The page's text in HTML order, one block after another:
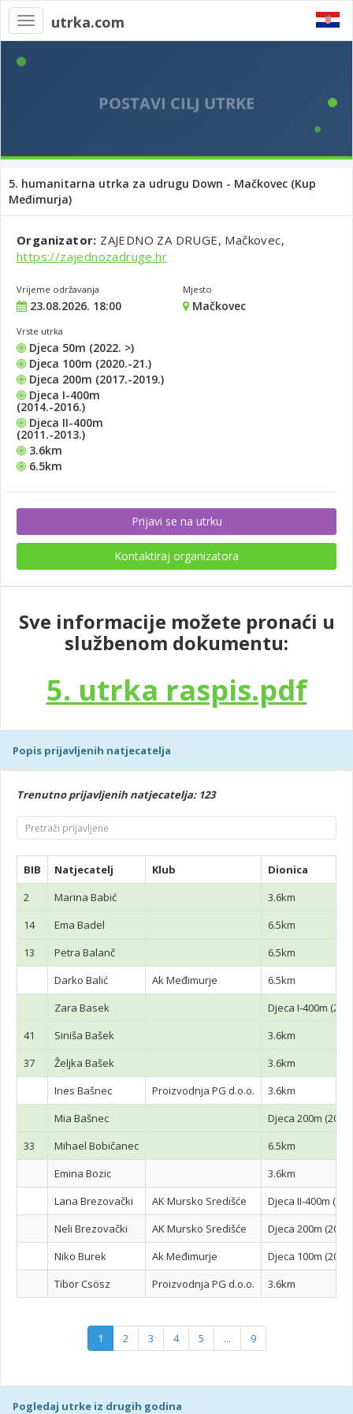
Toggle
navigation
utrka.com
5. humanitarna utrka za udrugu Down - Mačkovec (Kup
Međimurja)
Organizator: ZAJEDNO ZA DRUGE, Mačkovec,
https://zajednozadruge.hr
Vrijeme održavanja
23.08.2026. 18:00
Mjesto
Mačkovec
Vrste utrka
Djeca 50m (2022. >)
Djeca 100m (2020.-21.)
Djeca 200m (2017.-2019.)
Djeca I-400m
(2014.-2016.)
Djeca II-400m
(2011.-2013.)
3.6km
6.5km
Prijavi se na utrku
Kontaktiraj organizatora
Sve informacije možete pronaći u
službenom dokumentu:
5. utrka raspis.pdf
Popis prijavljenih natjecatelja
Trenutno prijavljenih natjecatelja: 123
BIB Natjecatelj Klub
Dionica
2
Marina Babić
3.6km
14
Ema Badel
6.5km
13
Petra Balanč
6.5km
Darko Balić
Ak Međimurje
6.5km
Zara Basek
Djeca I-400m
41
Siniša Bašek
3.6km
37
Željka Bašek
3.6km
Ines Bašnec
Proizvodnja PG d.o.o.
3.6km
Mia Bašnec
Djeca 200m
33
Mihael Bobičanec
6.5km
Emina Bozic
3.6km
Lana Brezovački
AK Mursko Središće
Djeca II-400m
Neli Brezovački
AK Mursko Središće
Djeca 200m
Niko Burek
Ak Međimurje
Djeca 100m
Tibor Csösz
Proizvodnja PG d.o.o. 3.6km
1 2 3 4 5 ... 9
Pogledaj utrke iz drugih godina